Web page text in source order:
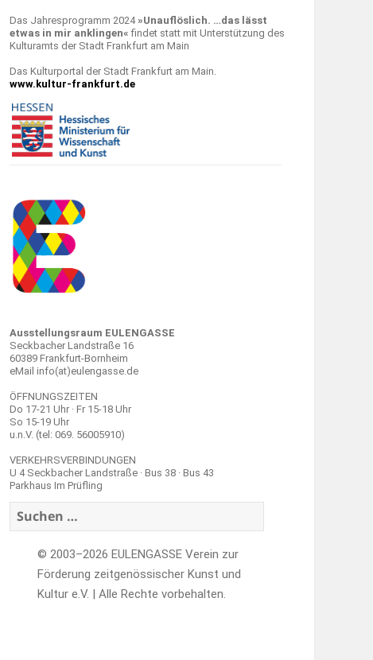
Das Jahresprogramm 2024»Unauflöslich. …das lässt
etwas in mir anklingen« findet statt mit Unterstützung des
Kulturamts der Stadt Frankfurt am Main
Das Kulturportal der Stadt Frankfurt am Main.
www.kultur-frankfurt.de
Ausstellungsraum EULENGASSE
Seckbacher Landstraße 16
60389 Frankfurt-Bornheim
eMail info(at)eulengasse.de
ÖFFNUNGSZEITEN
Do 17-21 Uhr · Fr 15-18 Uhr
So 15-19 Uhr
u.n.V. (tel: 069. 56005910)
VERKEHRSVERBINDUNGEN
U 4 Seckbacher Landstraße · Bus 38 · Bus 43
Parkhaus Im Prüfling
Suchen
nach:
© 2003–2026 EULENGASSE Verein zur
Förderung zeitgenössischer Kunst und
Kultur e.V. | Alle Rechte vorbehalten.